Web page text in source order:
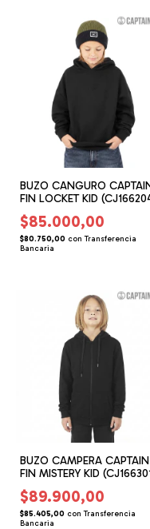
BUZO CANGURO
FIN LOCKET KID
$85.000,00
$80.750,00 con Transferencia
Bancaria
BUZO CAMPERA CAPTAIN
FIN MISTERY KID
$89.900,00
$85.405,00 con Transferencia
Bancaria